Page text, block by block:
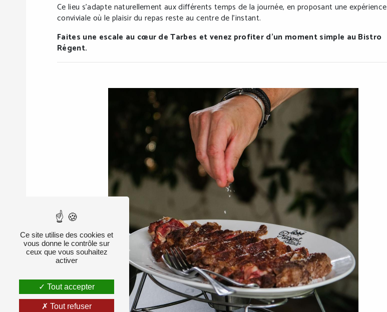
Ce lieu s’adapte naturellement aux différents temps de la journée, en proposant une expérience
conviviale où le plaisir du repas reste au centre de l’instant.
Faites une escale au cœur de Tarbes et venez profiter d’un moment simple au Bistro
Régent.
Ce site utilise des cookies et
vous donne le contrôle sur
ceux que vous souhaitez
activer
Tout accepter
Tout refuser